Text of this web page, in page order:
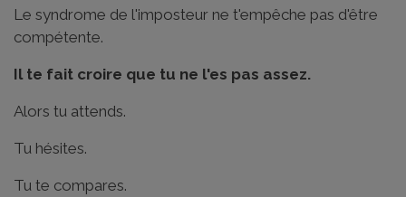
Le syndrome de l'imposteur ne t'empêche pas d'être
compétente.
Il te fait croire que tu ne l'es pas assez.
Alors tu attends.
Tu hésites.
Tu te compares.